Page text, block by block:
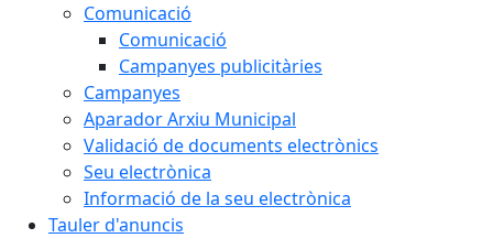
Comunicació
Comunicació
Campanyes publicitàries
Campanyes
Aparador Arxiu Municipal
Validació de documents electrònics
Seu electrònica
Informació de la seu electrònica
Tauler d'anuncis